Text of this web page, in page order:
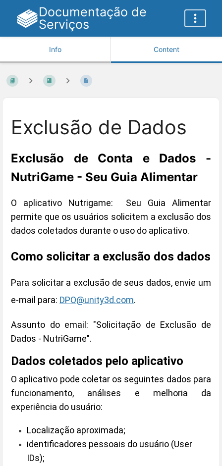
Documentação de
Serviços
Info Content
Exclusão de Dados
Exclusão de Conta e Dados -
NutriGame - Seu Guia Alimentar
O aplicativo Nutrigame: Seu Guia Alimentar
permite que os usuários solicitem a exclusão dos
dados coletados durante o uso do aplicativo.
Como solicitar a exclusão dos dados
Para solicitar a exclusão de seus dados, envie um
e-mail para: DPO@unity3d.com.
Assunto do email: "Solicitação de Exclusão de
Dados - NutriGame".
Dados coletados pelo aplicativo
O aplicativo pode coletar os seguintes dados para
funcionamento, análises e melhoria da
experiência do usuário:
Localização aproximada;
identificadores pessoais do usuário (User
IDs);